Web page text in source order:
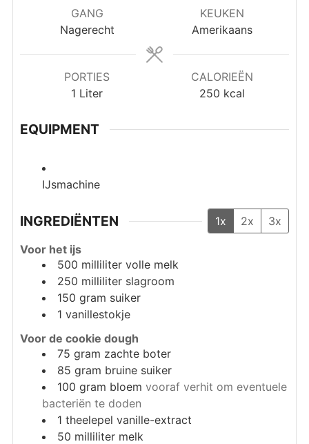
GANG
Nagerecht
KEUKEN
Amerikaans
PORTIES
1 Liter
CALORIEËN
250 kcal
EQUIPMENT
IJsmachine
INGREDIËNTEN 1x 2x 3x
Voor het ijs
500 milliliter volle melk
250 milliliter slagroom
150 gram suiker
1 vanillestokje
Voor de cookie dough
75 gram zachte boter
85 gram bruine suiker
100 gram bloem vooraf verhit om eventuele
bacteriën te doden
1 theelepel vanille-extract
50 milliliter melk